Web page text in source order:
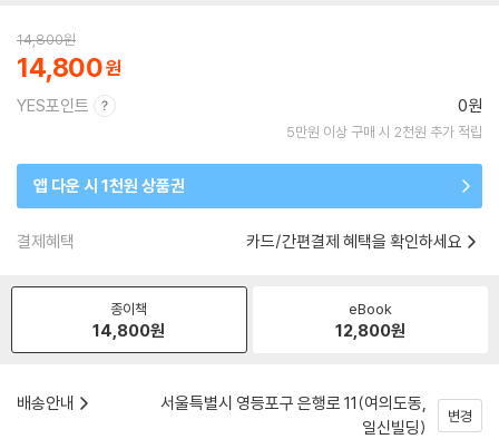
14,800원
14,800
YES포인트 0원
5만원 이상 구매 시 2천원 추가 적립
앱 다운 시 1천원 상품권
결제혜택 카드/간편결제 혜택을 확인하세요
종이책
14,800원
eBook
12,800원
배송안내
서울특별시 영등포구 은행로 11(여의도동,
일신빌딩)
변경